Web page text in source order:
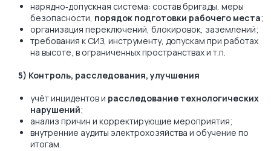
нарядно‑допускная система: состав бригады, меры
безопасности, порядок подготовки рабочего места;
организация переключений, блокировок, заземлений;
требования к СИЗ, инструменту, допускам при работах
на высоте, в ограниченных пространствах и т.п.
5) Контроль, расследования, улучшения
учёт инцидентов и расследование технологических
нарушений;
анализ причин и корректирующие мероприятия;
внутренние аудиты электрохозяйства и обучение по
итогам.